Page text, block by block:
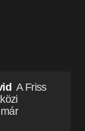
A Friss